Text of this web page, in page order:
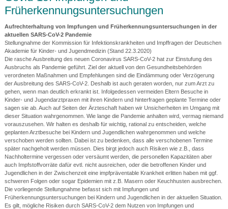
Früherkennungsuntersuchungen
Aufrechterhaltung von Impfungen und Früherkennungsuntersuchungen in der
aktuellen SARS-CoV-2 Pandemie
Stellungnahme der Kommission für Infektionskrankheiten und Impffragen der Deutschen
Akademie für Kinder- und Jugendmedizin (Stand 22.3.2020)
Die rasche Ausbreitung des neuen Coronavirus SARS-CoV-2 hat zur Einstufung des
Ausbruchs als Pandemie geführt. Ziel der aktuell von den Gesundheitsbehörden
verordneten Maßnahmen und Empfehlungen sind die Eindämmung oder Verzögerung
der Ausbreitung des SARS-CoV-2. Deshalb ist auch geraten worden, nur zum Arzt zu
gehen, wenn man deutlich erkrankt ist. Infolgedessen vermeiden Eltern Besuche in
Kinder- und Jugendarztpraxen mit ihren Kindern und hinterfragen geplante Termine oder
sagen sie ab. Auch auf Seiten der Ärzteschaft haben wir Unsicherheiten im Umgang mit
dieser Situation wahrgenommen. Wie lange die Pandemie anhalten wird, vermag niemand
vorauszusehen. Wir halten es deshalb für wichtig, rational zu entscheiden, welche
geplanten Arztbesuche bei Kindern und Jugendlichen wahrgenommen und welche
verschoben werden sollten. Dabei ist zu bedenken, dass alle verschobenen Termine
später nachgeholt werden müssen. Dies birgt jedoch auch Risiken wie z.B., dass
Nachholtermine vergessen oder versäumt werden, die personellen Kapazitäten aber
auch Impfstoffvorräte dafür evtl. nicht ausreichen, oder die betroffenen Kinder und
Jugendlichen in der Zwischenzeit eine impfpräventable Krankheit erlitten haben mit ggf.
schweren Folgen oder sogar Epidemien mit z.B. Masern oder Keuchhusten ausbrechen.
Die vorliegende Stellungnahme befasst sich mit Impfungen und
Früherkennungsuntersuchungen bei Kindern und Jugendlichen in der aktuellen Situation.
Es gilt, mögliche Risiken durch SARS-CoV-2 dem Nutzen von Impfungen und